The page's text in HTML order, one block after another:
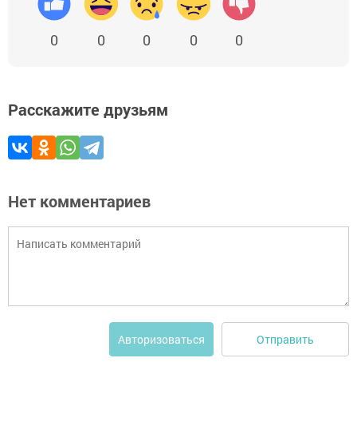
0 0 0 0 0
Расскажите друзьям
Нет комментариев
Авторизоваться Отправить